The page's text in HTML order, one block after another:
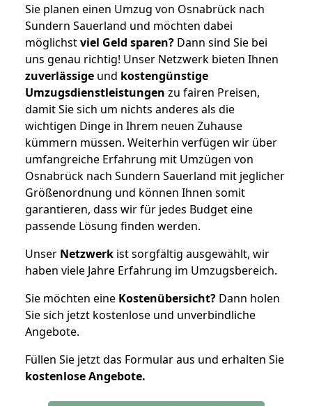
Sie planen einen Umzug von Osnabrück nach
Sundern Sauerland und möchten dabei
möglichstviel Geld sparen? Dann sind Sie bei
uns genau richtig! Unser Netzwerk bieten Ihnen
zuverlässige und kostengünstige
Umzugsdienstleistungen zu fairen Preisen,
damit Sie sich um nichts anderes als die
wichtigen Dinge in Ihrem neuen Zuhause
kümmern müssen. Weiterhin verfügen wir über
umfangreiche Erfahrung mit Umzügen von
Osnabrück nach Sundern Sauerland mit jeglicher
Größenordnung und können Ihnen somit
garantieren, dass wir für jedes Budget eine
passende Lösung finden werden.
Unser Netzwerk ist sorgfältig ausgewählt, wir
haben viele Jahre Erfahrung im Umzugsbereich.
Sie möchten eine Kostenübersicht? Dann holen
Sie sich jetzt kostenlose und unverbindliche
Angebote.
Füllen Sie jetzt das Formular aus und erhalten Sie
kostenloseAngebote.